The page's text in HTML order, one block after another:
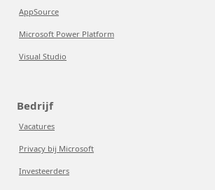
AppSource
Microsoft Power Platform
Visual Studio
Bedrijf
Vacatures
Privacy bij Microsoft
Investeerders